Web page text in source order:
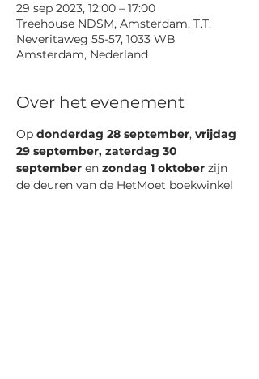
29 sep 2023, 12:00 – 17:00
Treehouse NDSM, Amsterdam, T.T.
Neveritaweg 55-57, 1033 WB
Amsterdam, Nederland
Over het evenement
Op donderdag 28 september, vrijdag
29 september, zaterdag 30
september en zondag 1 oktober zijn
de deuren van de HetMoet boekwinkel